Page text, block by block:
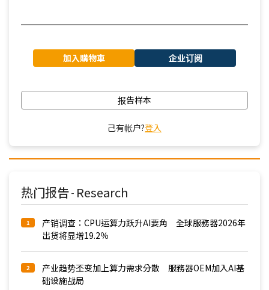
加入購物車 企业订阅
报告样本
己有帐户?登入
热门报告 - Research
1
产销调查：CPU运算力跃升AI要角 全球服務器2026年
出货将显增19.2％
2
产业趋势丕变加上算力需求分散 服務器OEM加入AI基
础设施战局